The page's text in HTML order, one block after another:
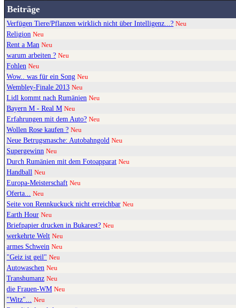
Beiträge
Verfügen Tiere/Pflanzen wirklich nicht über Intelligenz...? Neu
Religion Neu
Rent a Man Neu
warum arbeiten ? Neu
Fohlen Neu
Wow.. was für ein Song Neu
Wembley-Finale 2013 Neu
Lidl kommt nach Rumänien Neu
Bayern M - Real M Neu
Erfahrungen mit dem Auto? Neu
Wollen Rose kaufen ? Neu
Neue Betrugsmasche: Autobahngold Neu
Supergewinn Neu
Durch Rumänien mit dem Fotoapparat Neu
Handball Neu
Europa-Meisterschaft Neu
Oferta... Neu
Seite von Rennkuckuck nicht erreichbar Neu
Earth Hour Neu
Briefpapier drucken in Bukarest? Neu
werkehrte Welt Neu
armes Schwein Neu
"Geiz ist geil" Neu
Autowaschen Neu
Transhumanz Neu
die Frauen-WM Neu
"Witz"... Neu